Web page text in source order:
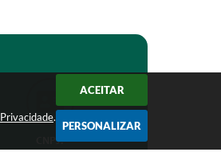
Privacidade.
ACEITAR
PERSONALIZAR
CNPJ: